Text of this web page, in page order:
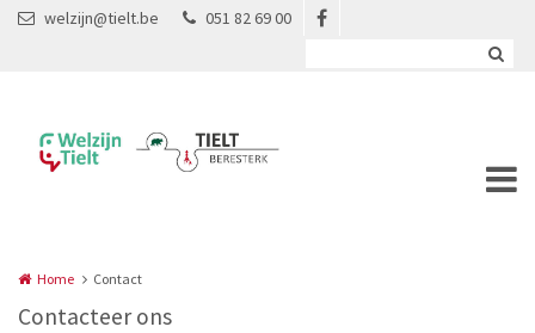
Overslaan en naar de inhoud gaan
welzijn@tielt.be 051 82 69 00
Home Contact
Contacteer ons